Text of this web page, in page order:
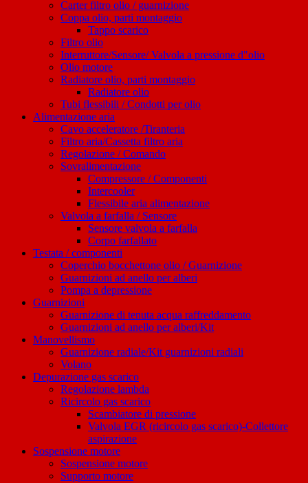
Carter filtro olio / guarnizione
Coppa olio, parti montaggio
Tappo scarico
Filtro olio
Interruttore/Sensore/ Valvola a pressione d"olio
Olio motore
Radiatore olio, parti montaggio
Radiatore olio
Tubi flessibili / Condotti per olio
Alimentazione aria
Cavo acceleratore /Tiranteria
Filtro aria/Cassetta filtro aria
Regolazione / Comando
Sovralimentazione
Compressore / Componenti
Intercooler
Flessibile aria alimentazione
Valvola a farfalla / Sensore
Sensore valvola a farfalla
Corpo farfallato
Testata / componenti
Coperchio bocchettone olio / Guarnizione
Guarnizioni ad anello per alberi
Pompa a depressione
Guarnizioni
Guarnizione di tenuta acqua raffreddamento
Guarnizioni ad anello per alberi/Kit
Manovellismo
Guarnizione radiale/Kit guarnizioni radiali
Volano
Depurazione gas scarico
Regolazione lambda
Ricircolo gas scarico
Scambiatore di pressione
Valvola EGR (ricircolo gas scarico)-Collettore
aspirazione
Sospensione motore
Sospensione motore
Supporto motore